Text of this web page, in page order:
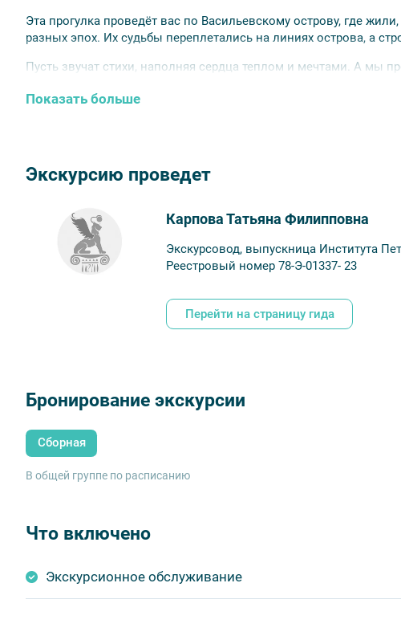
Эта прогулка проведёт вас по Васильевскому острову, где
разных эпох. Их судьбы переплетались на линиях острова, а
Пусть звучат стихи, наполняя сердца теплом и мечтами. А мы
Показать больше
Экскурсию проведет
Карпова Татьяна Филипповна
Экскурсовод, выпускница Института
Реестровый номер 78-Э-01337- 23
Перейти на страницу гида
Бронирование экскурсии
Сборная
В общей группе по расписанию
Что включено
Экскурсионное обслуживание